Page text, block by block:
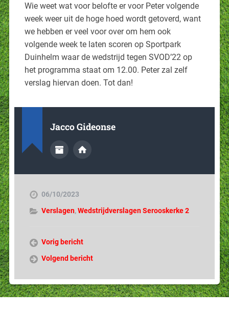
Wie weet wat voor belofte er voor Peter volgende
week weer uit de hoge hoed wordt getoverd, want
we hebben er veel voor over om hem ook
volgende week te laten scoren op Sportpark
Duinhelm waar de wedstrijd tegen SVOD’22 op
het programma staat om 12.00. Peter zal zelf
verslag hiervan doen. Tot dan!
Jacco Gideonse
06/10/2023
Verslagen,Wedstrijdverslagen Serooskerke 2
Vorig bericht
Volgend bericht